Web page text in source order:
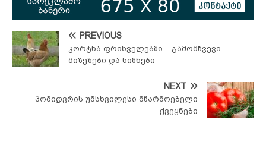
PREVIOUS
კორტნა ფრინველებში – გამომწვევი
მიზეზები და ნიშნები
NEXT
პომიდვრის უმსხვილესი მწარმოებელი
ქვეყნები